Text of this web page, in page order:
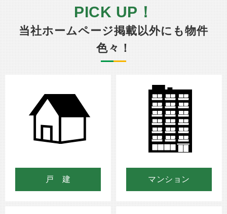
PICK UP！
当社ホームページ掲載以外にも物件
色々！
戸 建 マンション